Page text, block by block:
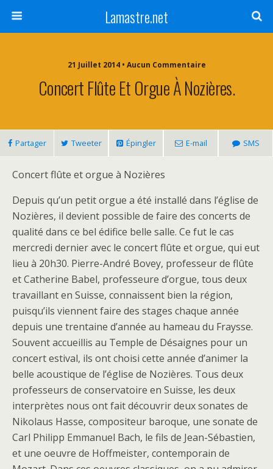
Lamastre.net
21 Juillet 2014 • Aucun Commentaire
Concert Flûte Et Orgue À Nozières.
Partager Tweeter Épingler E-mail SMS
Concert flûte et orgue à Nozières
Depuis qu’un petit orgue a été installé dans l’église de
Nozières, il devient possible de faire des concerts de
qualité dans ce bel édifice belle salle. Ce fut le cas
mercredi dernier avec le concert flûte et orgue, qui eut
lieu à 20h30. Pierre-André Bovey, professeur de flûte
et Catherine Babel, professeure d’orgue, tous deux
travaillant en Suisse, connaissent bien la région,
puisqu’ils viennent faire des stages chaque année
depuis une trentaine d’année au hameau du Fraysse.
Souvent accueillis au Temple de Désaignes pour un
concert estival, ils ont choisi cette année d’animer la
belle acoustique de l’église de Nozières. Tous deux
professeurs de conservatoire en Suisse, les deux
interprètes nous ont fait découvrir deux sonates de
Nikolaus Hasse, compositeur baroque, une sonate de
Carl Philipp Emmanuel Bach, le fils de Jean-Sébastien,
et une oeuvre de Hoffmeister, contemporain de